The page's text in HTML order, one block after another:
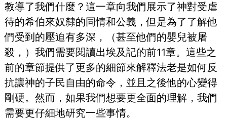
教導了我們什麼？這一章向我們展示了神對受虐
待的希伯來奴隸的同情和公義，但是為了了解他
們受到的壓迫有多深，（甚至他們的嬰兒被屠
殺，）我們需要閱讀出埃及記的前11章。這些之
前的章節提供了更多的細節來解釋法老是如何反
抗讓神的子民自由的命令，並且之後他的心變得
剛硬。然而，如果我們想要更全面的理解，我們
需要更仔細地研究一些事情。